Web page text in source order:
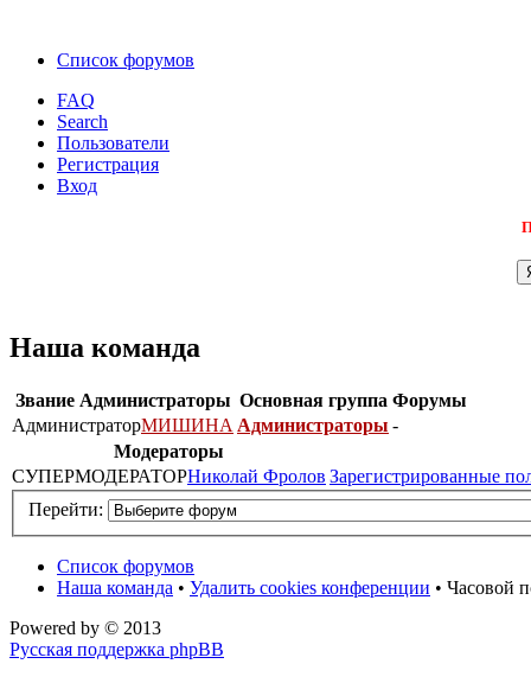
Список форумов
FAQ
Search
Пользователи
Регистрация
Вход
Наша команда
Звание Администраторы Основная группа Форумы
АдминистраторМИШИНА Администраторы -
Модераторы
СУПЕРМОДЕРАТОРНиколай Фролов Зарегистрированные
Перейти:
Список форумов
Наша команда • Удалить cookies конференции • Часовой
Powered by © 2013
Русская поддержка phpBB